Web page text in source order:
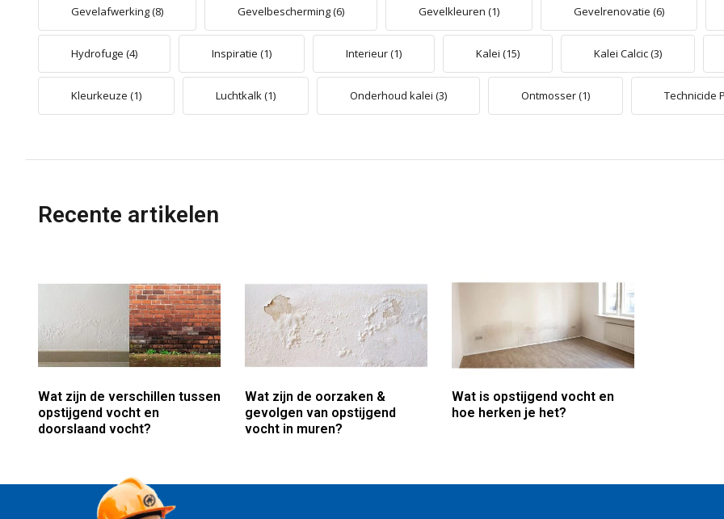
Gevelafwerking(8) Gevelbescherming(6) Gevelkleuren (1) Gevelrenovatie (6)
Hydrofuge (4) Inspiratie (1) Interieur(1) Kalei (15) Kalei Calcic(3)
Kleurkeuze (1) Luchtkalk(1) Onderhoud kalei (3) Ontmosser(1) Technicide
Recente artikelen
Wat zijn de verschillen tussen
opstijgend vocht en
doorslaand vocht?
Wat zijn de oorzaken &
gevolgen van opstijgend
vocht in muren?
Wat is opstijgend vocht en
hoe herken je het?